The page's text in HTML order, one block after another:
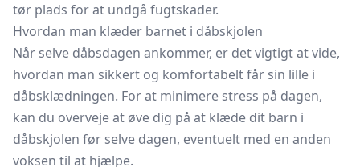
tør plads for at undgå fugtskader.
Hvordan man klæder barnet i dåbskjolen
Når selve dåbsdagen ankommer, er det vigtigt at vide,
hvordan man sikkert og komfortabelt får sin lille i
dåbsklædningen. For at minimere stress på dagen,
kan du overveje at øve dig på at klæde dit barn i
dåbskjolen før selve dagen, eventuelt med en anden
voksen til at hjælpe.